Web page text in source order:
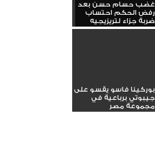
غضب حسام حسن بعد
رفض الحكم احتساب
ضربة جزاء لتريزيجيه
بوركينا فاسو يقسو على
جيبوتي برباعية في
مجموعة مصر